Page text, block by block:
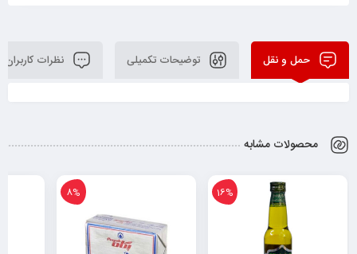
حمل و نقل توضیحات تکمیلی نظرات کاربران
محصولات مشابه
16%
8%